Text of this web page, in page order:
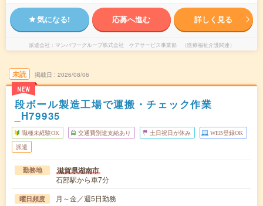
気になる! 応募へ進む 詳しく見る
派遣会社 マンパワーグループ株式会社 ケアサービス事業部 （医療福祉介護関連）
未読
NEW
掲載日 2026/08/06
段ボール製造工場で運搬・チェック作業
_H79935
職種未経験OK 交通費別途支給あり 土日祝日が休み WEB登録OK
派遣
勤務地 滋賀県湖南市
石部駅から車7分
曜日頻度 月～金／週5日勤務